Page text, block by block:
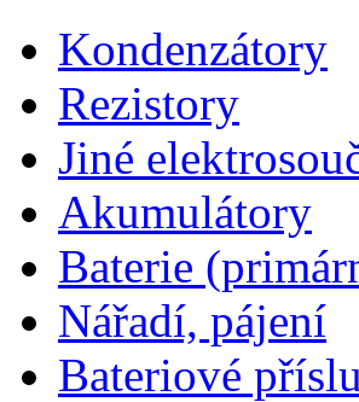
Kondenzátory
Rezistory
Jiné
Akumulátory
Baterie
Nářadí, pájení
Bateriové